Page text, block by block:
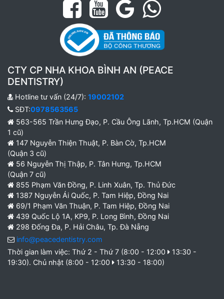
CTY CP NHA KHOA BÌNH AN (PEACE
DENTISTRY)
Hotline tư vấn (24/7): 19002102
SĐT:0978563565
563-565 Trần Hưng Đạo, P. Cầu Ông Lãnh, Tp.HCM (Quận
1 cũ)
147 Nguyễn Thiện Thuật, P. Bàn Cờ, Tp.HCM
(Quận 3 cũ)
56 Nguyễn Thị Thập, P. Tân Hưng, Tp.HCM
(Quận 7 cũ)
855 Phạm Văn Đồng, P. Linh Xuân, Tp. Thủ Đức
1387 Nguyễn Ái Quốc, P. Tam Hiệp, Đồng Nai
69/1 Phạm Văn Thuận, P. Tam Hiệp, Đồng Nai
439 Quốc Lộ 1A, KP9, P. Long Bình, Đồng Nai
298 Đống Đa, P. Hải Châu, Tp. Đà Nẵng
info@peacedentistry.com
Thời gian làm việc: Thứ 2 - Thứ 7 (8:00 - 12:00
13:30 -
19:30). Chủ nhật (8:00 - 12:00
13:30 - 18:00)